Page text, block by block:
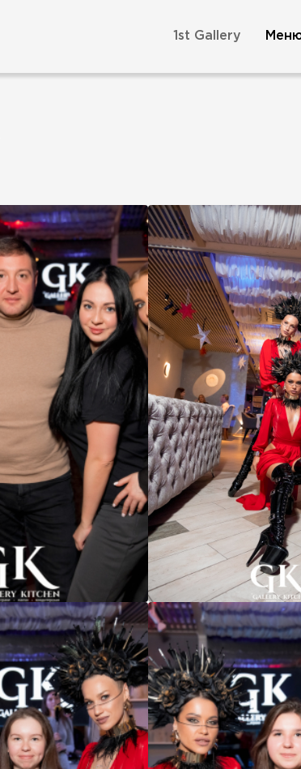
1st Gallery